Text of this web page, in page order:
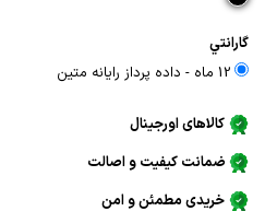
گارانتي
12 ماه - داده پرداز رايانه متين
کالاهای اورجینال
ضمانت کیفیت و اصالت
خریدی مطمئن و امن